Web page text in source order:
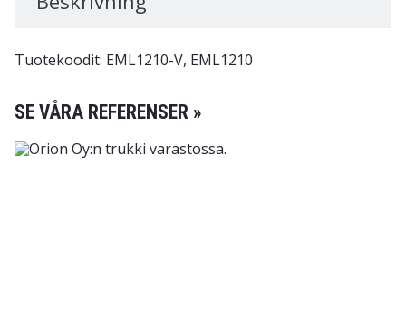
Tuotekoodit: EML1210-V, EML1210
SE VÅRA REFERENSER »